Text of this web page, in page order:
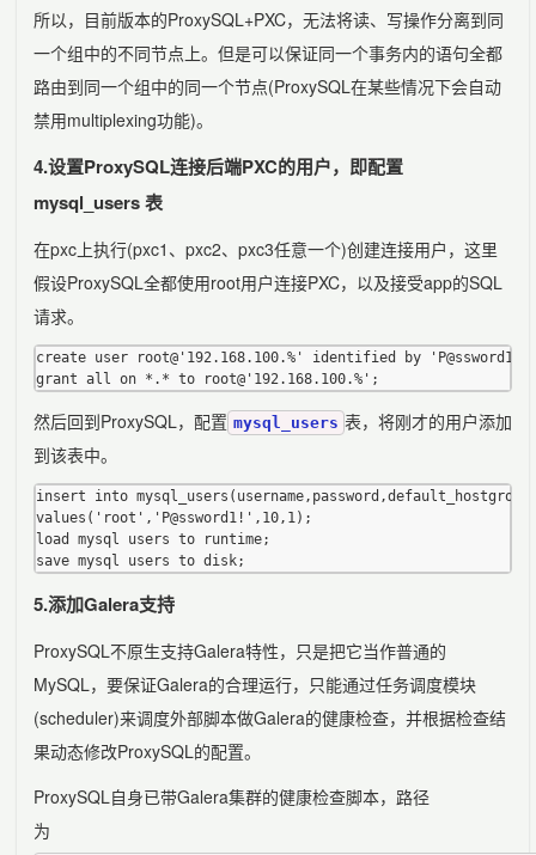
所以，目前版本的ProxySQL+PXC，无法将读、写操作分离到同
一个组中的不同节点上。但是可以保证同一个事务内的语句全都
路由到同一个组中的同一个节点(ProxySQL在某些情况下会自动
禁用multiplexing功能)。
4.设置ProxySQL连接后端PXC的用户，即配置
mysql_users 表
在pxc上执行(pxc1、pxc2、pxc3任意一个)创建连接用户，这里
假设ProxySQL全都使用root用户连接PXC，以及接受app的SQL
请求。
create user root@'192.168.100.%' identified by 'P@ssword1!'
然后回到ProxySQL，配置 mysql_users 表，将刚才的用户添加
到该表中。
insert into
values('root','P@ssword1!',10,1);
load mysql users to runtime;
5.添加Galera支持
ProxySQL不原生支持Galera特性，只是把它当作普通的
MySQL，要保证Galera的合理运行，只能通过任务调度模块
(scheduler)来调度外部脚本做Galera的健康检查，并根据检查结
果动态修改ProxySQL的配置。
ProxySQL自身已带Galera集群的健康检查脚本，路径
为